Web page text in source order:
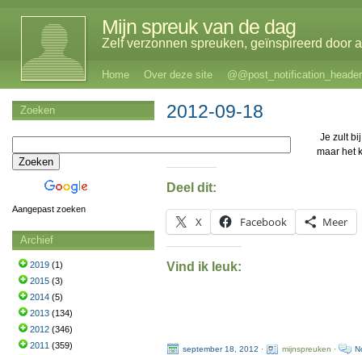
Mijn spreuk van de dag
Zelf verzonnen spreuken, geïnspireerd door
Home Over deze site @@post_notification_header
2012-09-18
Je zult
maar het
Deel dit:
X Facebook Meer
Vind ik leuk:
september 18, 2012 · mijnspreuken ·
Zoeken
Aangepast zoeken
Archief
2019 (1)
2015 (3)
2014 (5)
2013 (134)
2012 (346)
2011 (359)